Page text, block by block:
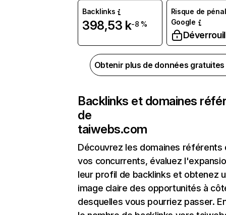
Backlinks
398,53 k-8 %
Risque de
Google
Obtenir plus de données
Backlinks et domaines
de
taiwebs.com
Découvrez les domaines référents
vos concurrents, évaluez
leur profil de backlinks et obtenez
image claire des opportunités à
desquelles vous pourriez passer.